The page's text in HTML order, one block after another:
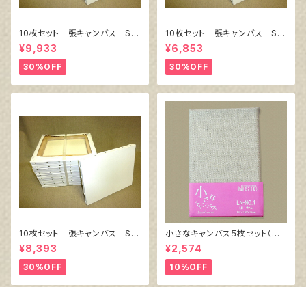
10枚セット 張キャンバス Sn
owWhite SPC（綿・ポリエステ
ル）F8 455㎜×380㎜
¥9,933
30%OFF
10枚セット 張キャンバス Sn
owWhite SPC（綿・ポリエステ
ル）F4 333㎜×242㎜
¥6,853
30%OFF
10枚セット 張キャンバス Sn
owWhite SPC（綿・ポリエステ
ル）F6 410㎜×318㎜
¥8,393
30%OFF
小さなキャンバス５枚セット（麻
キャンバス裏面張り）
¥2,574
10%OFF